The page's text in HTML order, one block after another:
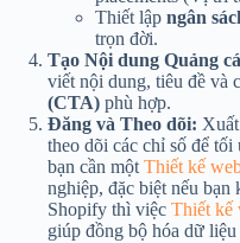
Thiết lập ngân
trọn đời.
Tạo Nội dung Quảng
viết nội dung, tiêu đề và
(CTA) phù hợp.
Đăng và Theo dõi:
theo dõi các chỉ số để
bạn cần một Thiết kế
nghiệp, đặc biệt nếu bạn
Shopify thì việc Thiết kế
giúp đồng bộ hóa dữ liệu